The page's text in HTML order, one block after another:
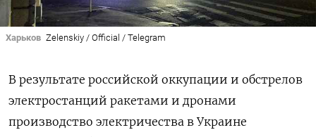
Харьков Zelenskiy / Official / Telegram
В результате российской оккупации и обстрелов
электростанций ракетами и дронами
производство электричества в Украине